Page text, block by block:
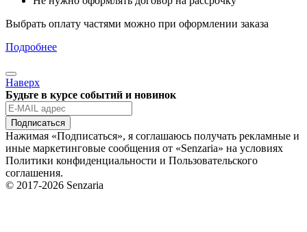
Выбрать оплату частями можно при оформлении заказа
Подробнее
Наверх
Будьте в курсе событий и новинок
Подписаться
Нажимая «Подписаться», я соглашаюсь получать рекламные и
иные маркетинговые сообщения от «Senzaria» на условиях
Политики конфиденциальности и Пользовательского
соглашения.
© 2017-2026 Senzaria